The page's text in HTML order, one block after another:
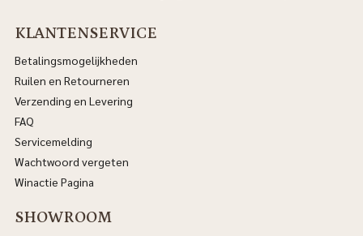
KLANTENSERVICE
Betalingsmogelijkheden
Ruilen en Retourneren
Verzending en Levering
FAQ
Servicemelding
Wachtwoord vergeten
Winactie Pagina
SHOWROOM